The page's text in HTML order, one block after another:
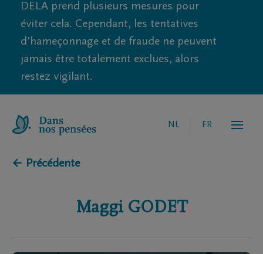
DELA prend plusieurs mesures pour
éviter cela. Cependant, les tentatives
d'hameçonnage et de fraude ne peuvent
jamais être totalement exclues, alors
restez vigilant.
NL FR
← Précédente
Maggi GODET